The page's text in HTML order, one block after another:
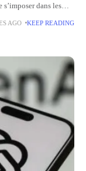
dans les
AGO KEEP READING